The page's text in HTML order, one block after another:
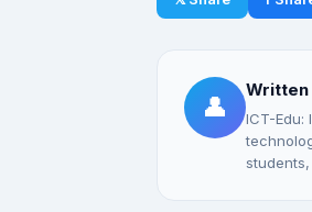
👤
Written
ICT-